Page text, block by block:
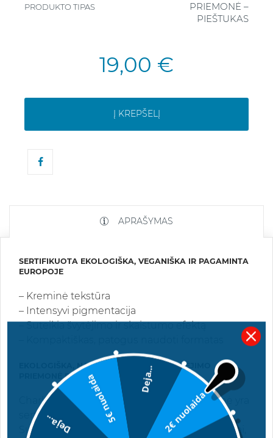
PRODUKTO TIPAS
PRIEMONĖ –
PIEŠTUKAS
19,00 €
Į KREPŠELĮ
APRAŠYMAS
SERTIFIKUOTA EKOLOGIŠKA, VEGANIŠKA IR PAGAMINTA
EUROPOJE
– Kreminė tekstūra
– Intensyvi pigmentacija
– Suteikia švytėjimo ir skaistumo efektą
EKOLOGIŠKA, NATŪRALIOS KILMĖS ŠVYTĖJIMO
PRIEMONĖ PIEŠTUKO FORMOJE
Charlotte Bio švytėjimo suteikianti priemonė yra
sertifikuota „Ecocert“ ir „Cosmébio“.
Sudėtyje – 100 % natūralios kilmės ingredientai,
2€ nuolaida
Deja... 5€ nuolaida Deja...